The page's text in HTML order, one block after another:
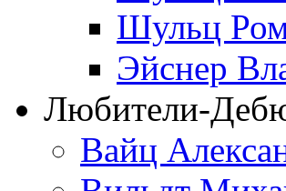
Шульц
Эйснер
Любители-
Вайц